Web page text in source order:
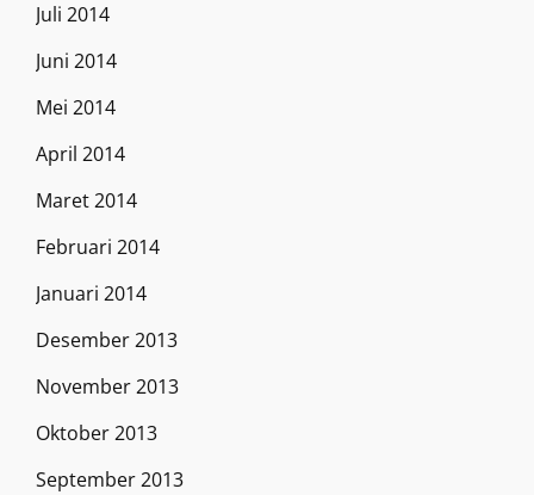
Juli 2014
Juni 2014
Mei 2014
April 2014
Maret 2014
Februari 2014
Januari 2014
Desember 2013
November 2013
Oktober 2013
September 2013